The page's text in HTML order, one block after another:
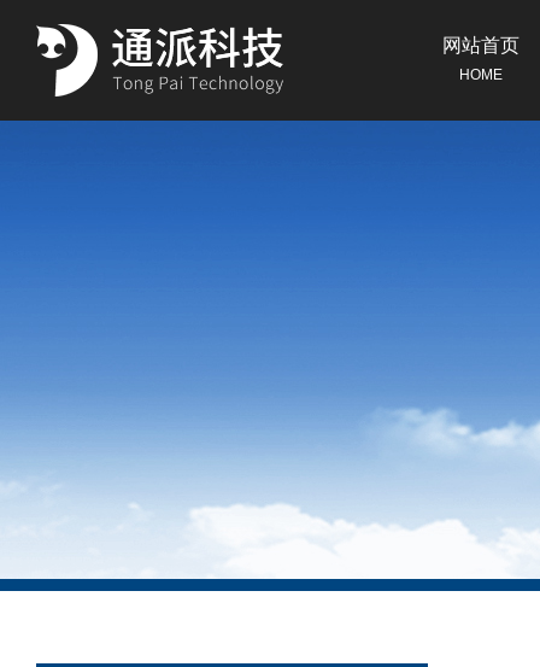
网站首页
HOME